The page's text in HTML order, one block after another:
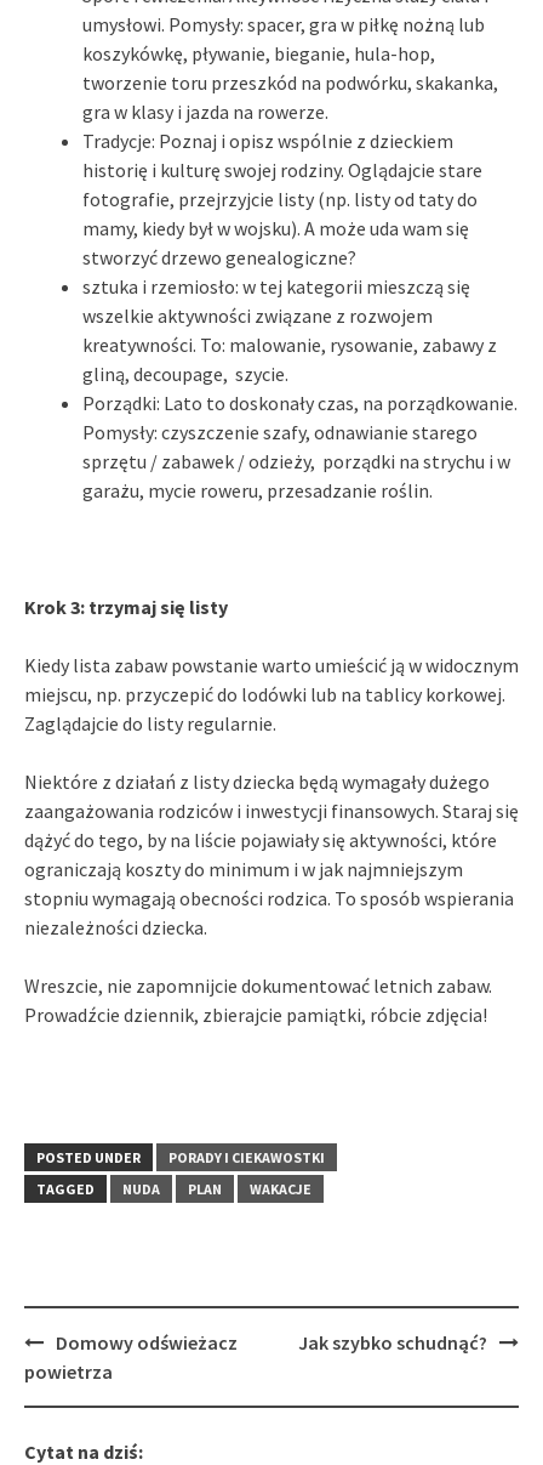
umysłowi. Pomysły: spacer, gra w piłkę nożną lub
koszykówkę, pływanie, bieganie, hula-hop,
tworzenie toru przeszkód na podwórku, skakanka,
gra w klasy i jazda na rowerze.
Tradycje: Poznaj i opisz wspólnie z dzieckiem
historię i kulturę swojej rodziny. Oglądajcie stare
fotografie, przejrzyjcie listy (np. listy od taty do
mamy, kiedy był w wojsku). A może uda wam się
stworzyć drzewo genealogiczne?
sztuka i rzemiosło: w tej kategorii mieszczą się
wszelkie aktywności związane z rozwojem
kreatywności. To: malowanie, rysowanie, zabawy z
gliną, decoupage, szycie.
Porządki: Lato to doskonały czas, na porządkowanie.
Pomysły: czyszczenie szafy, odnawianie starego
sprzętu / zabawek / odzieży, porządki na strychu i w
garażu, mycie roweru, przesadzanie roślin.
Krok 3: trzymaj się listy
Kiedy lista zabaw powstanie warto umieścić ją w widocznym
miejscu, np. przyczepić do lodówki lub na tablicy korkowej.
Zaglądajcie do listy regularnie.
Niektóre z działań z listy dziecka będą wymagały dużego
zaangażowania rodziców i inwestycji finansowych. Staraj się
dążyć do tego, by na liście pojawiały się aktywności, które
ograniczają koszty do minimum i w jak najmniejszym
stopniu wymagają obecności rodzica. To sposób wspierania
niezależności dziecka.
Wreszcie, nie zapomnijcie dokumentować letnich zabaw.
Prowadźcie dziennik, zbierajcie pamiątki, róbcie zdjęcia!
POSTED UNDER
PORADY I CIEKAWOSTKI
TAGGED
NUDA PLAN WAKACJE
Post
navigation
Domowy odświeżacz
powietrza
Jak szybko schudnąć?
Cytat na dziś: